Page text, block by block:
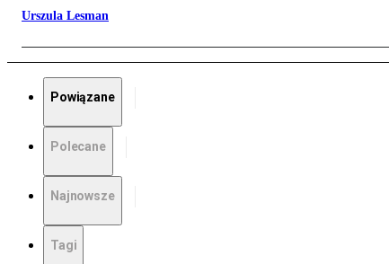
Urszula Lesman
Powiązane
Polecane
Najnowsze
Tagi